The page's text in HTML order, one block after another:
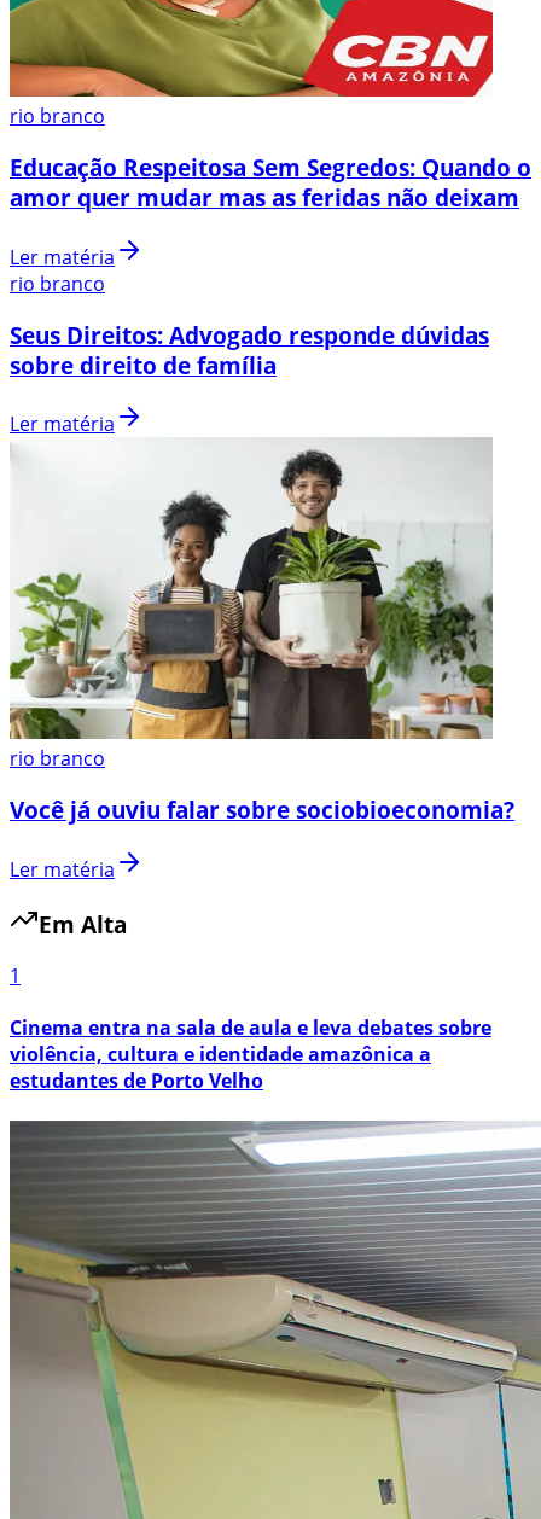
rio branco
Educação Respeitosa Sem Segredos: Quando o
amor quer mudar mas as feridas não deixam
Ler matéria
rio branco
Seus Direitos: Advogado responde dúvidas
sobre direito de família
Ler matéria
rio branco
Você já ouviu falar sobre sociobioeconomia?
Ler matéria
Em Alta
1
Cinema entra na sala de aula e leva debates sobre
violência, cultura e identidade amazônica a
estudantes de Porto Velho